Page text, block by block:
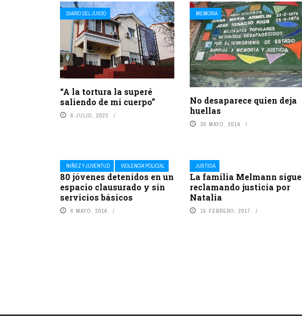
DIARIO DEL JUICIO
“A la tortura la superé
saliendo de mi cuerpo”
6 JULIO, 2023
MEMORIA
No desaparece quien deja
huellas
30 MAYO, 2014
NIÑEZ Y JUVENTUD VIOLENCIA POLICIAL
80 jóvenes detenidos en un
espacio clausurado y sin
servicios básicos
6 MAYO, 2016
JUSTICIA
La familia Melmann sigue
reclamando justicia por
Natalia
15 FEBRERO, 2017